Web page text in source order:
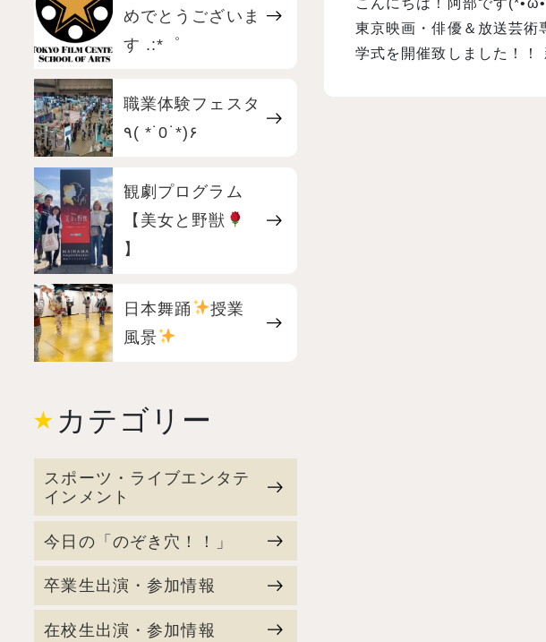
東京映画・俳優＆放送芸術
学式を開催致しました！
めでとうございま
す .:*゜
職業体験フェスタ
٩( *˙0˙*)۶
観劇プログラム
【美女と野獣
】
日本舞踊
授業
風景
カテゴリー
スポーツ・ライブエンタテ
インメント
今日の「のぞき穴！！」
卒業生出演・参加情報
在校生出演・参加情報